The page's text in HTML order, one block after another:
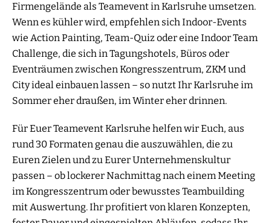
Firmengelände als Teamevent in Karlsruhe umsetzen.
Wenn es kühler wird, empfehlen sich Indoor-Events
wie Action Painting, Team-Quiz oder eine Indoor Team
Challenge, die sich in Tagungshotels, Büros oder
Eventräumen zwischen Kongresszentrum, ZKM und
City ideal einbauen lassen – so nutzt Ihr Karlsruhe im
Sommer eher draußen, im Winter eher drinnen.
Für Euer Teamevent Karlsruhe helfen wir Euch, aus
rund 30 Formaten genau die auszuwählen, die zu
Euren Zielen und zu Eurer Unternehmenskultur
passen – ob lockerer Nachmittag nach einem Meeting
im Kongresszentrum oder bewusstes Teambuilding
mit Auswertung. Ihr profitiert von klaren Konzepten,